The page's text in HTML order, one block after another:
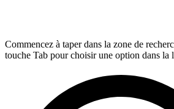
Commencez à taper dans la zone de
touche Tab pour choisir une option dans la